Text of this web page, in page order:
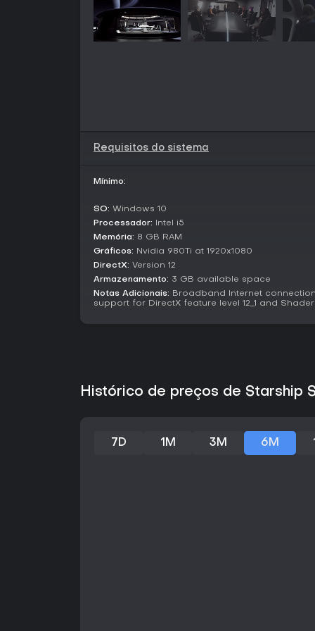
Requisitos do sistema
Mínimo:
SO: Windows 10
Processador: Intel i5
Memória: 8 GB RAM
Gráficos: Nvidia 980Ti at 1920x1080
DirectX: Version 12
Armazenamento: 3 GB available space
Notas Adicionais: Broadband Internet
support for DirectX feature level 12_1 and
Histórico de preços de Starship
7D 1M 3M 6M